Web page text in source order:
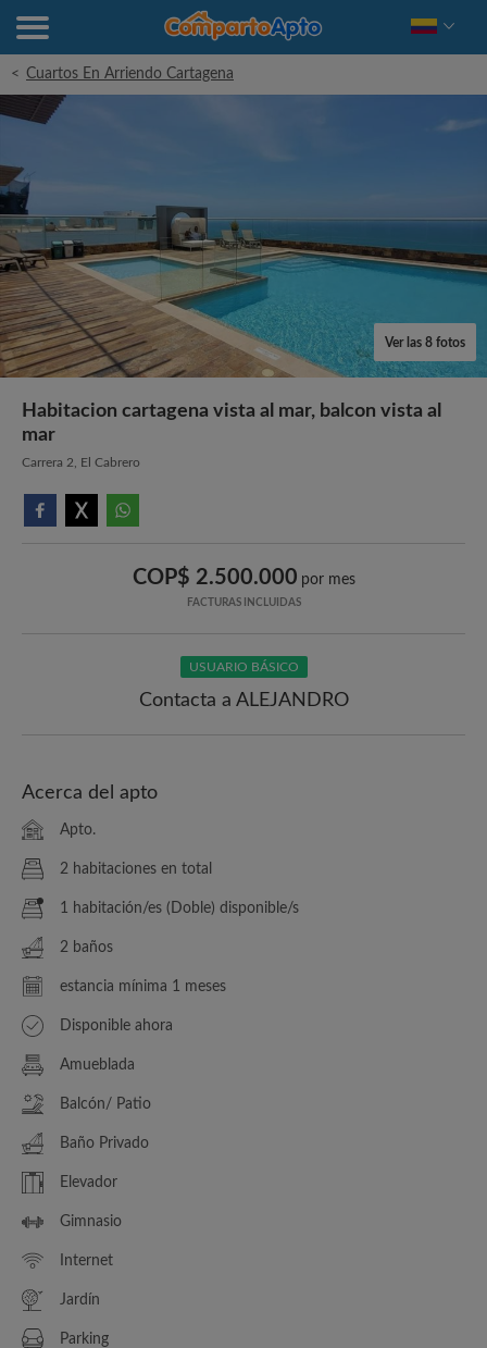
< Cuartos En Arriendo Cartagena
Ver las 8 fotos
Habitacion cartagena vista al mar, balcon vista al
mar
Carrera 2, El Cabrero
COP$ 2.500.000 por mes
FACTURAS INCLUIDAS
USUARIO BÁSICO
Contacta a ALEJANDRO
Acerca del apto
Apto.
2 habitaciones en total
1 habitación/es (Doble) disponible/s
2 baños
estancia mínima 1 meses
Disponible ahora
Amueblada
Balcón/ Patio
Baño Privado
Elevador
Gimnasio
Internet
Jardín
Parking